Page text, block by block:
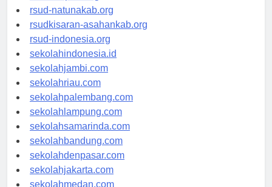
rsud-ntbprov.org
rsud-natunakab.org
rsudkisaran-asahankab.org
rsud-indonesia.org
sekolahindonesia.id
sekolahjambi.com
sekolahriau.com
sekolahpalembang.com
sekolahlampung.com
sekolahsamarinda.com
sekolahbandung.com
sekolahdenpasar.com
sekolahjakarta.com